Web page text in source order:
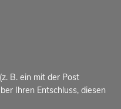
B. ein mit der Post
Ihren Entschluss, diesen